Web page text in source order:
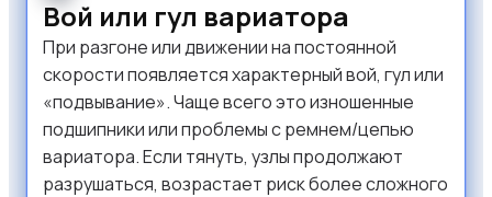
Вой или гул вариатора
При разгоне или движении на постоянной
скорости появляется характерный вой, гул или
«подвывание». Чаще всего это изношенные
подшипники или проблемы с ремнем/цепью
вариатора. Если тянуть, узлы продолжают
разрушаться, возрастает риск более сложного